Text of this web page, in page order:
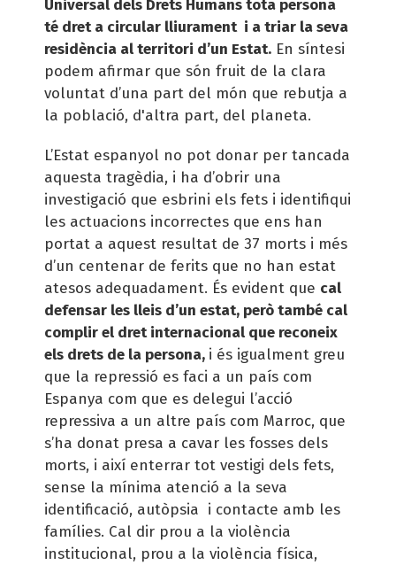
Universal dels Drets Humans tota persona
té dret a circular lliurament i a triar la seva
residència al territori d’un Estat. En síntesi
podem afirmar que són fruit de la clara
voluntat d’una part del món que rebutja a
la població, d'altra part, del planeta.
L’Estat espanyol no pot donar per tancada
aquesta tragèdia, i ha d’obrir una
investigació que esbrini els fets i identifiqui
les actuacions incorrectes que ens han
portat a aquest resultat de 37 morts i més
d’un centenar de ferits que no han estat
atesos adequadament. És evident que cal
defensar les lleis d’un estat, però també cal
complir el dret internacional que reconeix
els drets de la persona, i és igualment greu
que la repressió es faci a un país com
Espanya com que es delegui l’acció
repressiva a un altre país com Marroc, que
s’ha donat presa a cavar les fosses dels
morts, i així enterrar tot vestigi dels fets,
sense la mínima atenció a la seva
identificació, autòpsia i contacte amb les
famílies. Cal dir prou a la violència
institucional, prou a la violència física,